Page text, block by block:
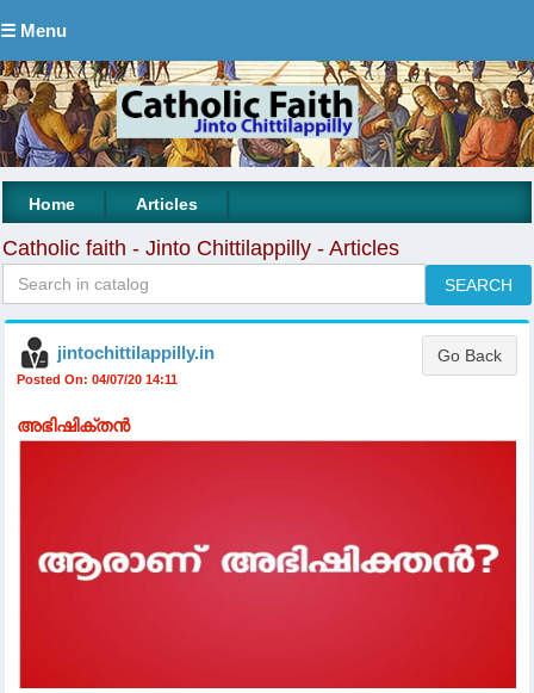
☰ Menu
Home Articles
Catholic faith - Jinto Chittilappilly - Articles
jintochittilappilly.in
Posted On: 04/07/20 14:11
അഭിഷിക്തൻ